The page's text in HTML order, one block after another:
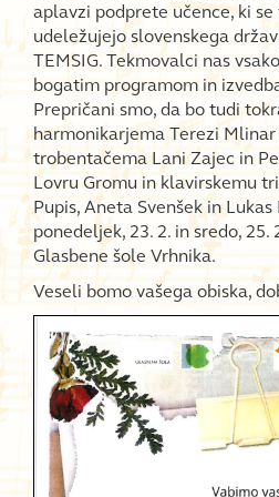
aplavzi podprete učence, ki
udeležujejo slovenskega
TEMSIG. Tekmovalci nas
bogatim programom in
Prepričani smo, da bo tudi
harmonikarjema Terezi
trobentačema Lani Zajec in
Lovru Gromu in klavirskemu
Pupis, Aneta Svenšek in
ponedeljek, 23. 2. in sredo, 25.
Glasbene šole Vrhnika.
Veseli bomo vašega obiska,